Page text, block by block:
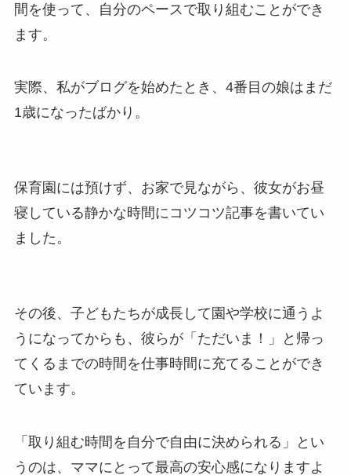
間を使って、自分のペースで取り組むことができ
ます。
実際、私がブログを始めたとき、4番目の娘はまだ
1歳になったばかり。
保育園には預けず、お家で見ながら、彼女がお昼
寝している静かな時間にコツコツ記事を書いてい
ました。
その後、子どもたちが成長して園や学校に通うよ
うになってからも、彼らが「ただいま！」と帰っ
てくるまでの時間を仕事時間に充てることができ
ています。
「取り組む時間を自分で自由に決められる」とい
うのは、ママにとって最高の安心感になりますよ